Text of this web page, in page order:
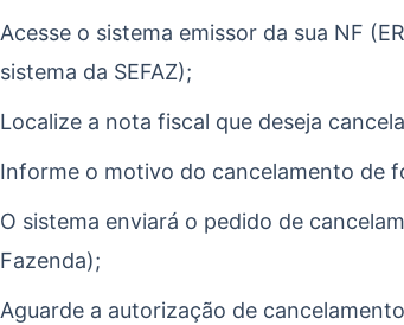
Acesse o sistema emissor da sua NF
sistema da SEFAZ);
Localize a nota fiscal que deseja
Informe o motivo do cancelamento de
O sistema enviará o pedido de
Fazenda);
Aguarde a autorização de